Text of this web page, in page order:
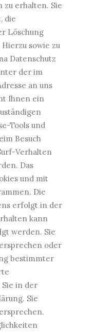
zu erhalten. Sie
die
Löschung
sowie zu
Datenschutz
der im
an uns
Ihnen ein
Tools und
Besuch
Verhalten
Das
und mit
Die
erfolgt in der
kann
werden. Sie
oder
bestimmter
in der
Sie